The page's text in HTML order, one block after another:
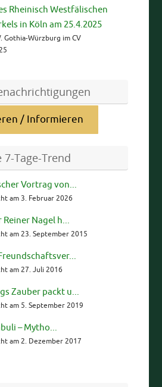
Rheinisch Westfälischen
in Köln am 25.4.2025
Gothia-Würzburg im CV
/ Informieren
7-Tage-Trend
Vortrag von...
am 3. Februar 2026
Reiner Nagel h...
am 23. September 2015
am 27. Juli 2016
Zauber packt u...
am 5. September 2019
– Mytho...
am 2. Dezember 2017